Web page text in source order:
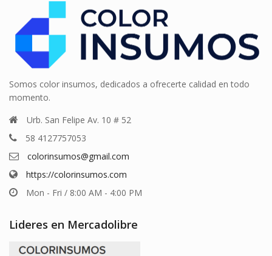
Somos color insumos, dedicados a ofrecerte calidad en todo
momento.
Urb. San Felipe Av. 10 # 52
58 4127757053
colorinsumos@gmail.com
https://colorinsumos.com
Mon - Fri / 8:00 AM - 4:00 PM
Lideres en Mercadolibre